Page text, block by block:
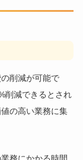
削減が可能で
削減できるとされ
の高い業務に集